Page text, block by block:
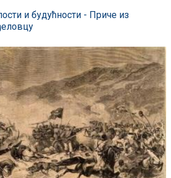
и будућности - Приче из